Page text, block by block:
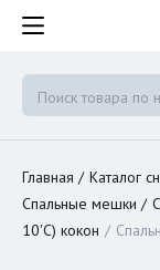
Главная Каталог
Спальные мешки
10'C) кокон